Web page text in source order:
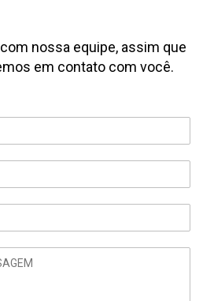
nossa equipe, assim que
em contato com você.